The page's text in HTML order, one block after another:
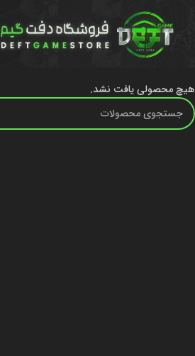
بازی ها Nintendo Switch
هیچ محصولی یافت نشد.